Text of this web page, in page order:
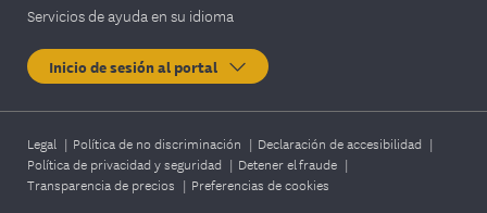
Servicios de ayuda en su idioma
Inicio de sesión al portal
Legal | Política de no discriminación | Declaración de accesibilidad |
Política de privacidad y seguridad | Detener el fraude |
Transparencia de precios | Preferencias de cookies